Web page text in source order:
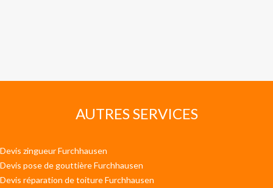
AUTRES SERVICES
Devis zingueur Furchhausen
Devis pose de gouttière Furchhausen
Devis réparation de toiture Furchhausen